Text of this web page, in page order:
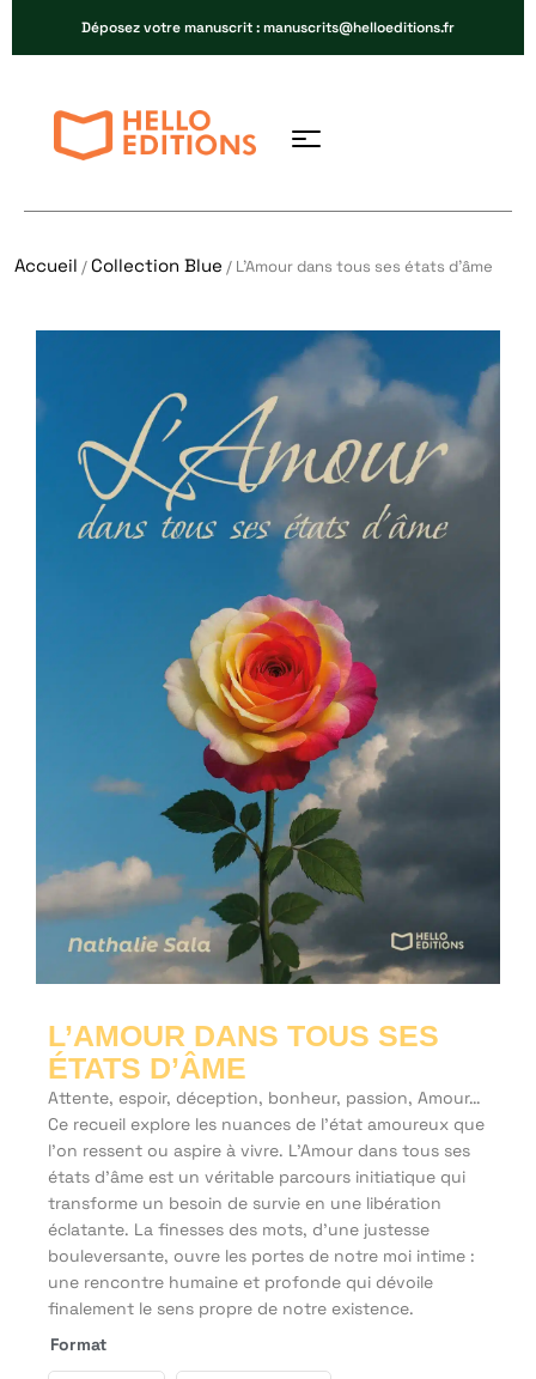
Déposez votre manuscrit : manuscrits@helloeditions.fr
Accueil /Collection Blue / L’Amour dans tous ses états d’âme
L’AMOUR DANS TOUS SES
ÉTATS D’ÂME
Attente, espoir, déception, bonheur, passion, Amour…
Ce recueil explore les nuances de l’état amoureux que
l’on ressent ou aspire à vivre. L’Amour dans tous ses
états d’âme est un véritable parcours initiatique qui
transforme un besoin de survie en une libération
éclatante. La finesses des mots, d’une justesse
bouleversante, ouvre les portes de notre moi intime :
une rencontre humaine et profonde qui dévoile
finalement le sens propre de notre existence.
Format